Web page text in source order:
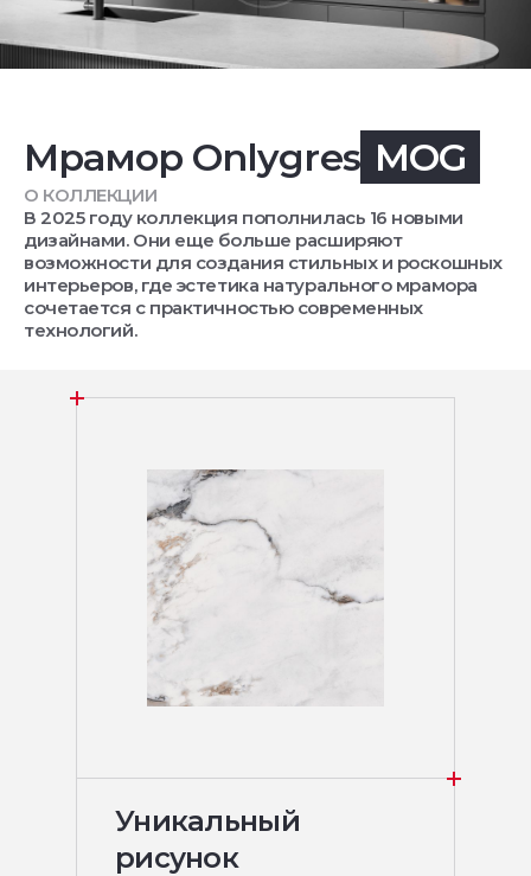
Мрамор Onlygres MOG
О КОЛЛЕКЦИИ
В 2025 году коллекция пополнилась 16 новыми
дизайнами. Они еще больше расширяют
возможности для создания стильных и роскошных
интерьеров, где эстетика натурального мрамора
сочетается с практичностью современных
технологий.
Уникальный
рисунок